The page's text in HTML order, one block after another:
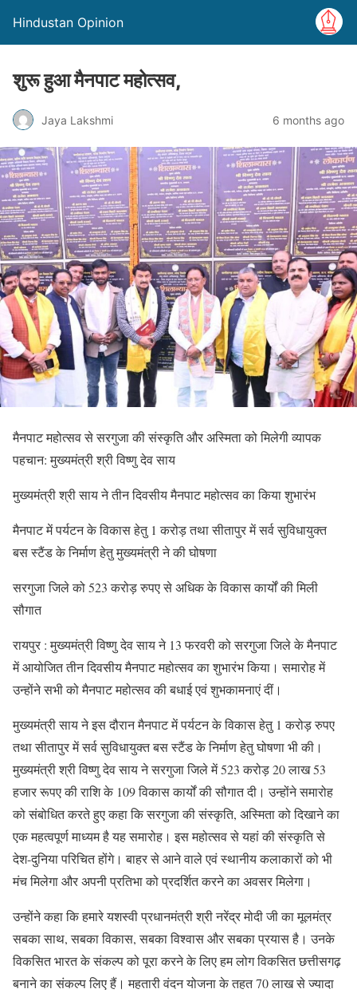
Hindustan Opinion
शुरू हुआ मैनपाट महोत्सव,
Jaya Lakshmi 6 months ago
मैनपाट महोत्सव से सरगुजा की संस्कृति और अस्मिता को मिलेगी व्यापक
पहचान: मुख्यमंत्री श्री विष्णु देव साय
मुख्यमंत्री श्री साय ने तीन दिवसीय मैनपाट महोत्सव का किया शुभारंभ
मैनपाट में पर्यटन के विकास हेतु 1 करोड़ तथा सीतापुर में सर्व सुविधायुक्त
बस स्टैंड के निर्माण हेतु मुख्यमंत्री ने की घोषणा
सरगुजा जिले को 523 करोड़ रुपए से अधिक के विकास कार्यों की मिली
सौगात
रायपुर : मुख्यमंत्री विष्णु देव साय ने 13 फरवरी को सरगुजा जिले के मैनपाट
में आयोजित तीन दिवसीय मैनपाट महोत्सव का शुभारंभ किया। समारोह में
उन्होंने सभी को मैनपाट महोत्सव की बधाई एवं शुभकामनाएं दीं।
मुख्यमंत्री साय ने इस दौरान मैनपाट में पर्यटन के विकास हेतु 1 करोड़ रुपए
तथा सीतापुर में सर्व सुविधायुक्त बस स्टैंड के निर्माण हेतु घोषणा भी की।
मुख्यमंत्री श्री विष्णु देव साय ने सरगुजा जिले में 523 करोड़ 20 लाख 53
हजार रूपए की राशि के 109 विकास कार्यों की सौगात दी। उन्होंने समारोह
को संबोधित करते हुए कहा कि सरगुजा की संस्कृति, अस्मिता को दिखाने का
एक महत्वपूर्ण माध्यम है यह समारोह। इस महोत्सव से यहां की संस्कृति से
देश-दुनिया परिचित होंगे। बाहर से आने वाले एवं स्थानीय कलाकारों को भी
मंच मिलेगा और अपनी प्रतिभा को प्रदर्शित करने का अवसर मिलेगा।
उन्होंने कहा कि हमारे यशस्वी प्रधानमंत्री श्री नरेंद्र मोदी जी का मूलमंत्र
सबका साथ, सबका विकास, सबका विश्वास और सबका प्रयास है। उनके
विकसित भारत के संकल्प को पूरा करने के लिए हम लोग विकसित छत्तीसगढ़
बनाने का संकल्प लिए हैं। महतारी वंदन योजना के तहत 70 लाख से ज्यादा